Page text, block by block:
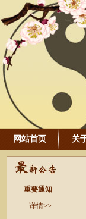
网站首页 关
重要通知
...详情>>